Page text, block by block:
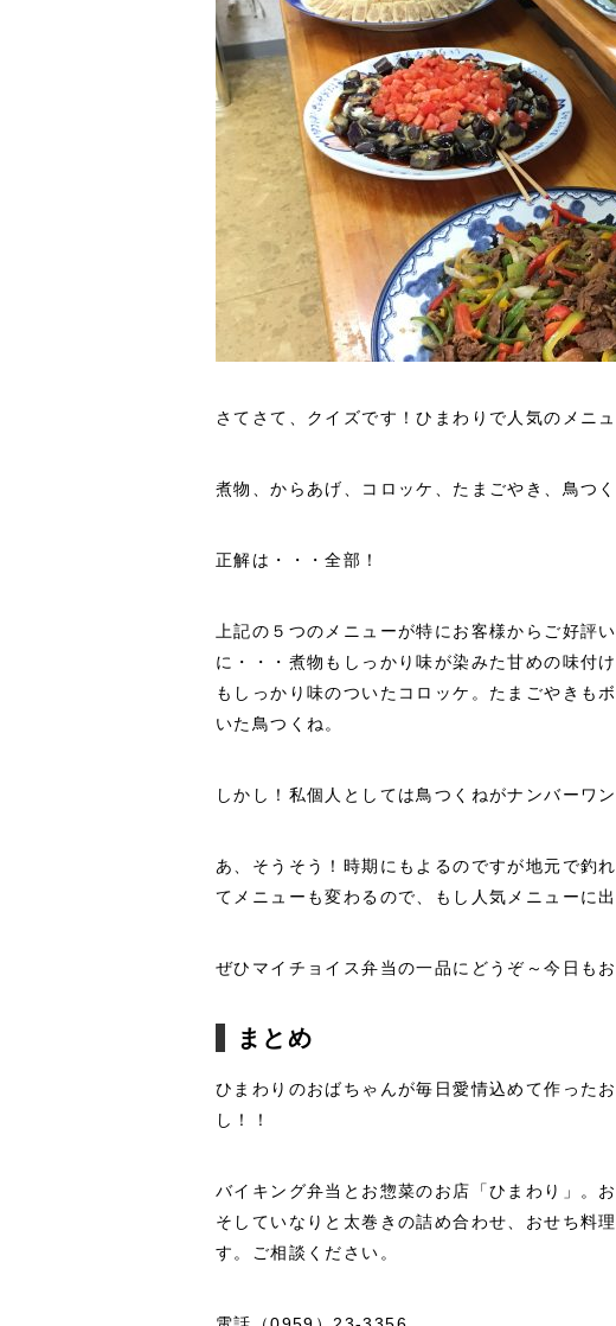
さてさて、クイズです！ひまわりで人気のメニ
煮物、からあげ、コロッケ、たまごやき、鳥つく
正解は・・・全部！
上記の５つのメニューが特にお客様からご好評
に・・・煮物もしっかり味が染みた甘めの味付
もしっかり味のついたコロッケ。たまごやきも
いた鳥つくね。
しかし！私個人としては鳥つくねがナンバーワン
あ、そうそう！時期にもよるのですが地元で釣
てメニューも変わるので、もし人気メニューに
ぜひマイチョイス弁当の一品にどうぞ～今日も
まとめ
ひまわりのおばちゃんが毎日愛情込めて作った
し！！
バイキング弁当とお惣菜のお店「ひまわり」。
そしていなりと太巻きの詰め合わせ、おせち料
す。ご相談ください。